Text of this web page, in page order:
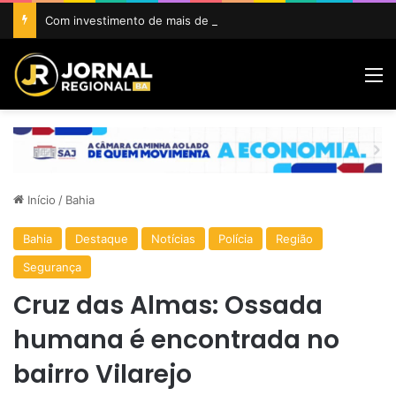
Início / Bahia
Bahia Destaque Notícias Polícia
Região
Segurança
Cruz das Almas: Ossada
humana é encontrada no
bairro Vilarejo